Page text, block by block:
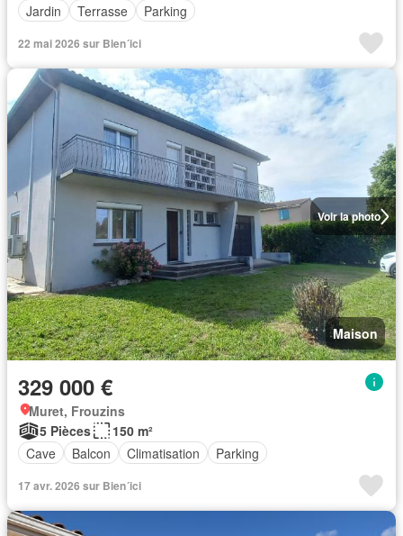
Jardin
Terrasse Parking
22 mai 2026 sur Bien´ici
Voir la photo
Maison
329 000 €
Muret, Frouzins
5 Pièces
150 m²
Cave
Balcon Climatisation Parking
17 avr. 2026 sur Bien´ici